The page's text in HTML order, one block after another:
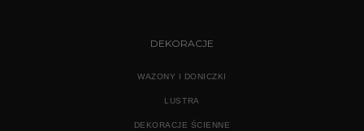
DEKORACJE
WAZONY I DONICZKI
LUSTRA
DEKORACJE ŚCIENNE